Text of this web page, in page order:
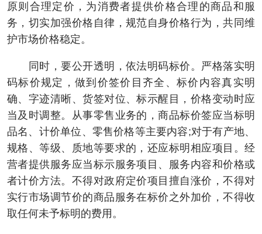
原则合理定价，为消费者提供价格合理的商品和服
务，切实加强价格自律，规范自身价格行为，共同维
护市场价格稳定。
同时，要公开透明，依法明码标价。严格落实明
码标价规定，做到价签价目齐全、标价内容真实明
确、字迹清晰、货签对位、标示醒目，价格变动时应
当及时调整。从事零售业务的，商品标价签应当标明
品名、计价单位、零售价格等主要内容;对于有产地、
规格、等级、质地等要求的，还应标明相应项目。经
营者提供服务应当标示服务项目、服务内容和价格或
者计价方法。不得对政府定价项目擅自涨价，不得对
实行市场调节价的商品服务在标价之外加价，不得收
取任何未予标明的费用。